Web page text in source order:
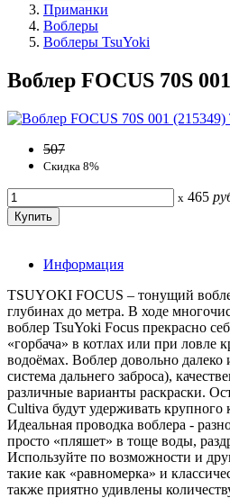
Приманки
Воблеры
Воблеры TsuYoki
Воблер FOCUS 70S
507
Скидка 8%
x 465
Информация
TSUYOKI FOCUS – тонущий
глубинах до метра. В ходе
воблер TsuYoki Focus прекрасно
«горбача» в котлах или при ловле
водоёмах. Воблер довольно далеко
система дальнего заброса),
различные варианты раскраски.
Cultiva будут удерживать
Идеальная проводка воблера -
просто «пляшет» в тоще воды,
Используйте по возможности и
такие как «равномерка» и
также приятно удивлены